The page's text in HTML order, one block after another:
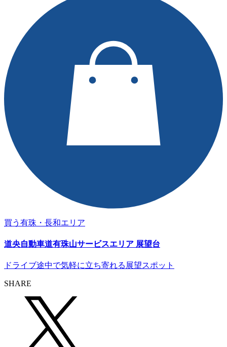
買う 有珠・長和エリア
道央自動車道有珠山サービスエリア 展望台
ドライブ途中で気軽に立ち寄れる展望スポット
SHARE